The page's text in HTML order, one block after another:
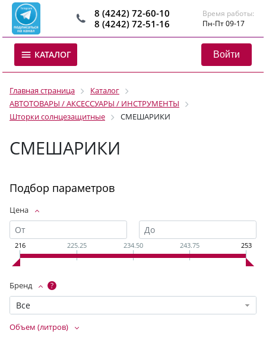
8 (4242) 72-60-10
8 (4242) 72-51-16
Время работы:
Пн-Пт 09-17
КАТАЛОГ Войти
Главная страница
Каталог
АВТОТОВАРЫ / АКСЕССУАРЫ / ИНСТРУМЕНТЫ
Шторки солнцезащитные
СМЕШАРИКИ
СМЕШАРИКИ
Подбор параметров
Цена
216 225.25 234.50 243.75 253
Бренд ?
Все
Объем (литров)